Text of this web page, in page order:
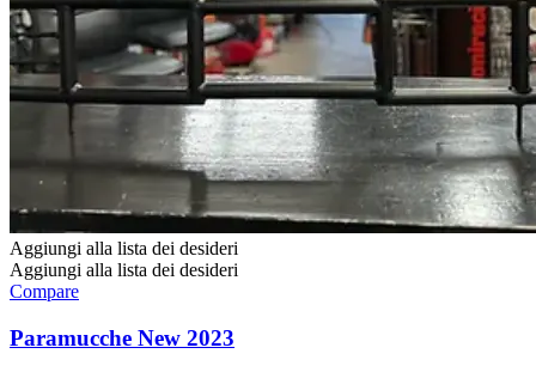
Aggiungi alla lista dei desideri
Aggiungi alla lista dei desideri
Compare
Paramucche New 2023